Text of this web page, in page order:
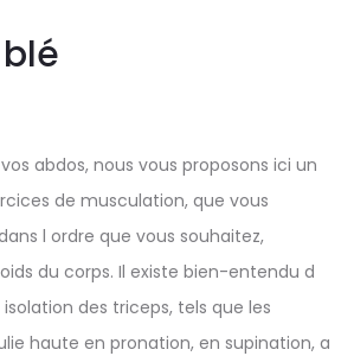
abdos, nous vous proposons ici un
de musculation, que vous
l ordre que vous souhaitez,
du corps. Il existe bien-entendu d
des triceps, tels que les
haute en pronation, en supination, a